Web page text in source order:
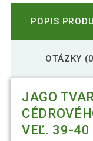
POPIS
OTÁZKY
JAGO
VEĽ. 39-40